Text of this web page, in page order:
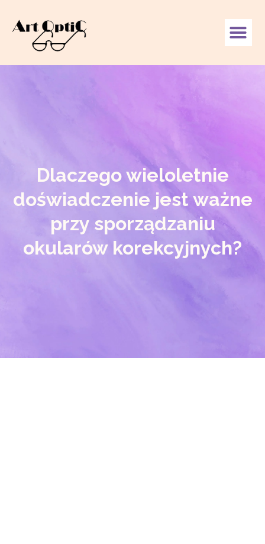
Dlaczego wieloletnie
doświadczenie jest ważne
przy sporządzaniu
okularów korekcyjnych?